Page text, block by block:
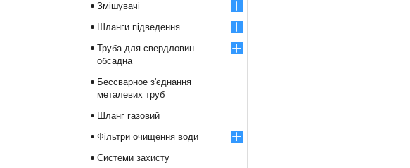
Змішувачі
Шланги підведення
Труба для свердловин
обсадна
Бессварное з'єднання
металевих труб
Шланг газовий
Фільтри очищення води
Системи захисту